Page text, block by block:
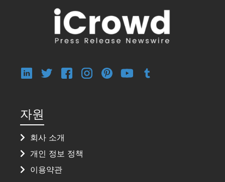
자원
회사 소개
개인 정보 정책
이용약관